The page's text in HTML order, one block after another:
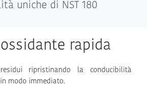
uniche di NST 180
rapida
ripristinando la conducibilità
modo immediato.